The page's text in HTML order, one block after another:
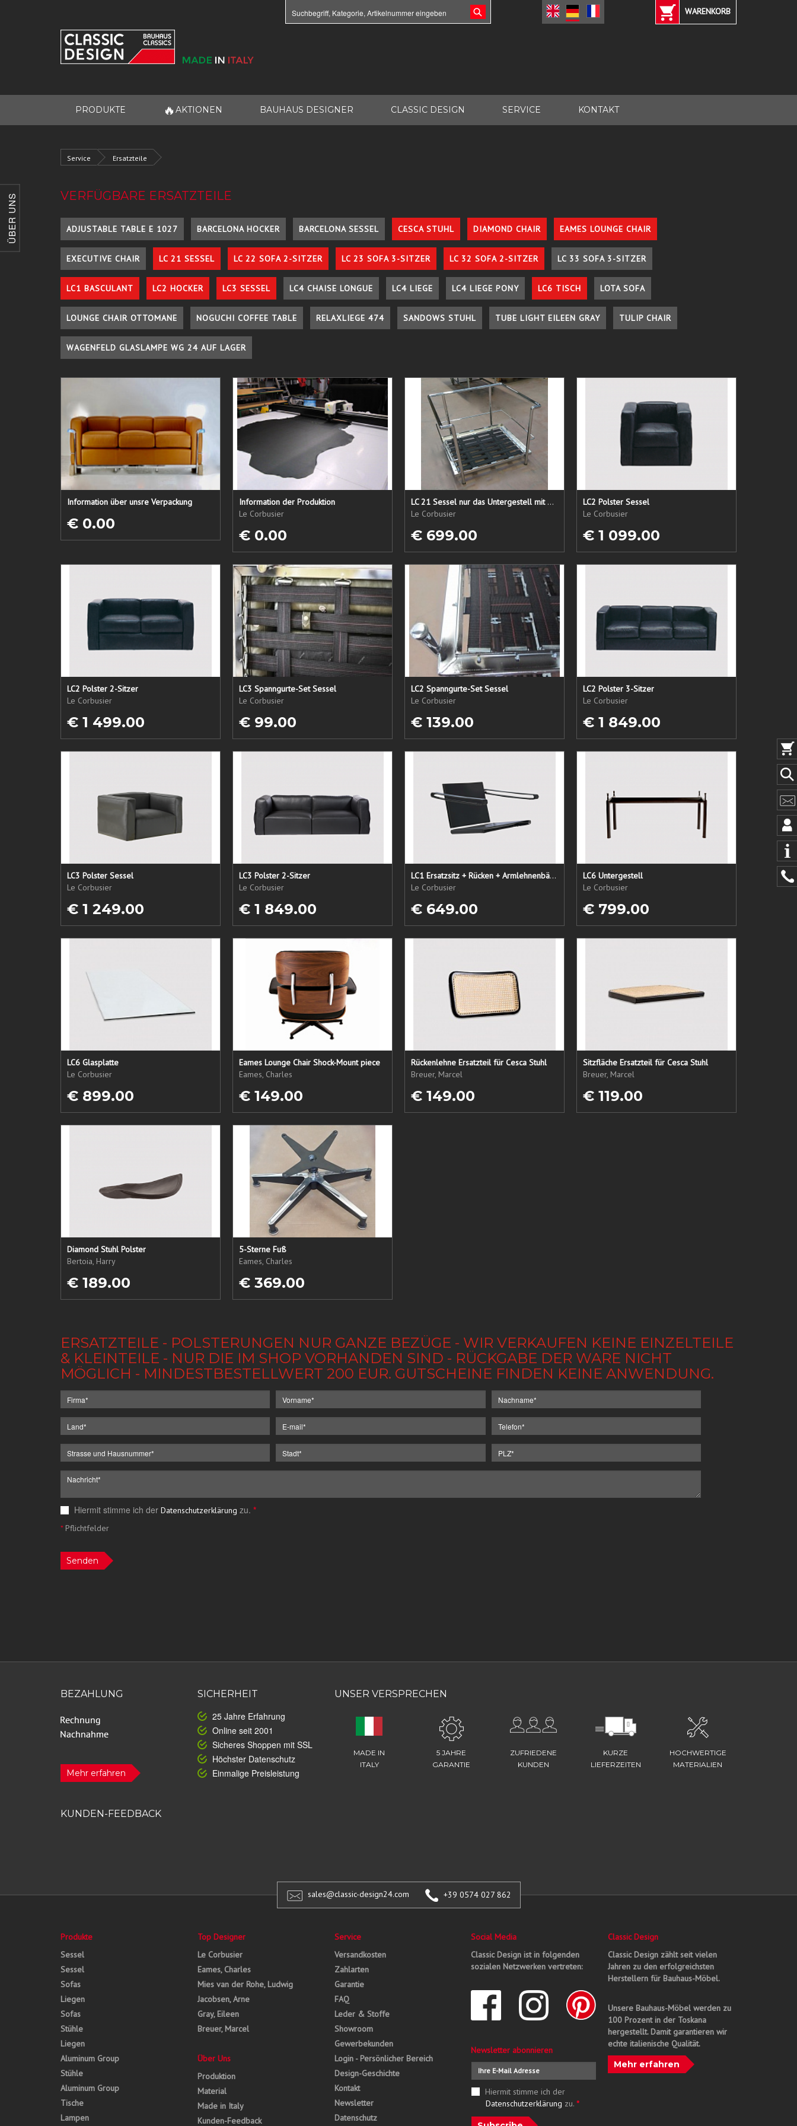
ÜBER UNS
WARENKORB
PRODUKTE 🔥 AKTIONEN BAUHAUS DESIGNER CLASSIC DESIGN SERVICE KONTAKT
Service Ersatzteile
VERFÜGBARE ERSATZTEILE
ADJUSTABLE TABLE E 1027 BARCELONA HOCKER BARCELONA SESSEL CESCA STUHL DIAMOND CHAIR EAMES LOUNGE CHAIR
EXECUTIVE CHAIR LC 21 SESSEL LC 22 SOFA 2-SITZER LC 23 SOFA 3-SITZER LC 32 SOFA 2-SITZER LC 33 SOFA 3-SITZER
LC1 BASCULANT LC2 HOCKER LC3 SESSEL LC4 CHAISE LONGUE LC4 LIEGE LC4 LIEGE PONY LC6 TISCH LOTA SOFA
LOUNGE CHAIR OTTOMANE NOGUCHI COFFEE TABLE RELAXLIEGE 474 SANDOWS STUHL TUBE LIGHT EILEEN GRAY TULIP CHAIR
WAGENFELD GLASLAMPE WG 24 AUF LAGER
Information über unsre Verpackung
€ 0.00
Information der Produktion
Le Corbusier
€ 0.00
LC 21 Sessel nur das Untergestell mit elastischen Straps
Le Corbusier
€ 699.00
LC2 Polster Sessel
Le Corbusier
€ 1 099.00
LC2 Polster 2-Sitzer
Le Corbusier
€ 1 499.00
LC3 Spanngurte-Set Sessel
Le Corbusier
€ 99.00
LC2 Spanngurte-Set Sessel
Le Corbusier
€ 139.00
LC2 Polster 3-Sitzer
Le Corbusier
€ 1 849.00
LC3 Polster Sessel
Le Corbusier
€ 1 249.00
LC3 Polster 2-Sitzer
Le Corbusier
€ 1 849.00
LC1 Ersatzsitz + Rücken + Armlehnenbänder
Le Corbusier
€ 649.00
LC6 Untergestell
Le Corbusier
€ 799.00
LC6 Glasplatte
Le Corbusier
€ 899.00
Eames Lounge Chair Shock-Mount piece
Eames, Charles
€ 149.00
Rückenlehne Ersatzteil für Cesca Stuhl
Breuer, Marcel
€ 149.00
Sitzfläche Ersatzteil für Cesca Stuhl
Breuer, Marcel
€ 119.00
Diamond Stuhl Polster
Bertoia, Harry
€ 189.00
5-Sterne Fuß
Eames, Charles
€ 369.00
ERSATZTEILE - POLSTERUNGEN NUR GANZE BEZÜGE - WIR VERKAUFEN KEINE EINZELTEILE
& KLEINTEILE - NUR DIE IM SHOP VORHANDEN SIND - RÜCKGABE DER WARE NICHT
MÖGLICH - MINDESTBESTELLWERT 200 EUR. GUTSCHEINE FINDEN KEINE ANWENDUNG.
Hiermit stimme ich der Datenschutzerklärung zu. *
*Pflichtfelder
Senden
BEZAHLUNG
Mehr erfahren
SICHERHEIT
25 Jahre Erfahrung
Online seit 2001
Sicheres Shoppen mit SSL
Höchster Datenschutz
Einmalige Preisleistung
UNSER VERSPRECHEN
MADE IN
ITALY
5 JAHRE
GARANTIE
ZUFRIEDENE
KUNDEN
KURZE
LIEFERZEITEN
HOCHWERTIGE
MATERIALIEN
KUNDEN-FEEDBACK
sales@classic-design24.com +39 0574 027 862
Produkte
Sessel
Sessel
Sofas
Liegen
Sofas
Stühle
Liegen
Aluminum Group
Stühle
Aluminum Group
Tische
Lampen
Top Designer
Le Corbusier
Eames, Charles
Mies van der Rohe, Ludwig
Jacobsen, Arne
Gray, Eileen
Breuer, Marcel
Über Uns
Produktion
Material
Made in Italy
Kunden-Feedback
Service
Versandkosten
Zahlarten
Garantie
FAQ
Leder & Stoffe
Showroom
Gewerbekunden
Login - Persönlicher Bereich
Design-Geschichte
Kontakt
Newsletter
Datenschutz
Social Media
Classic Design ist in folgenden
sozialen Netzwerken vertreten:
Newsletter abonnieren
Hiermit stimme ich der
Datenschutzerklärung zu. *
Classic Design
Classic Design zählt seit vielen
Jahren zu den erfolgreichsten
Herstellern für Bauhaus-Möbel.
Unsere Bauhaus-Möbel werden zu
100 Prozent in der Toskana
hergestellt. Damit garantieren wir
echte italienische Qualität.
Mehr erfahren